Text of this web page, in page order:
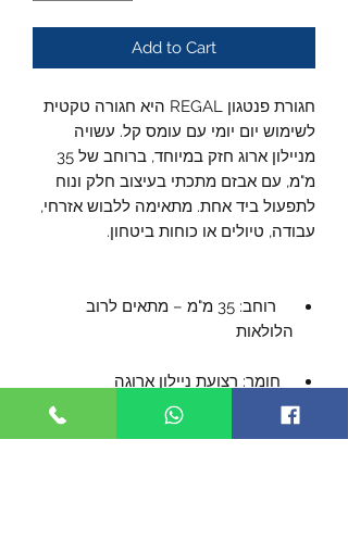
Add to Cart
חגורת פנטגון REGAL היא חגורה טקטית
לשימוש יום יומי עם עומס קל. עשויה
מניילון ארוג חזק במיוחד, ברוחב של 35
מ"מ, עם אבזם מתכתי בעיצוב חלק ונוח
לתפעול ביד אחת. מתאימה ללבוש אזרחי,
עבודה, טיולים או כוחות ביטחון.
רוחב: 35 מ"מ – מתאים לרוב
הלולאות
חומר: רצועת ניילון ארוגה
אבזם מתכתי קל משקל בגימור מאט